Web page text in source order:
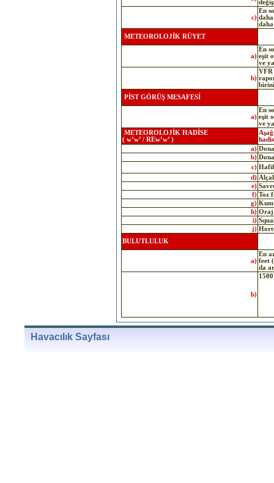
c)
En
METEOROLOJİK RÜYET
a)
En
eşit
ve
b)
VFR
birini
PİST GÖRÜŞ MESAFESİ
a)
En
eşit
ve
METEOROLOJİK HADİSE
( w’w’ / REw’w’ )
a)
b)
c)
d)
e)
f) Toz
g) Kum
h) Oraj
i)
j)
BULUTLULUK
a)
En
feet
da
b)
Havacılık Sayfası